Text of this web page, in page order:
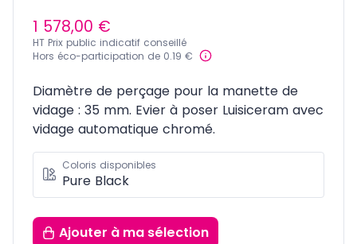
1 578,00 €
HT Prix public indicatif conseillé
Hors éco-participation de 0.19 €
Diamètre de perçage pour la manette de
vidage : 35 mm. Evier à poser Luisiceram avec
vidage automatique chromé.
Coloris disponibles
Pure Black
Ajouter à ma sélection